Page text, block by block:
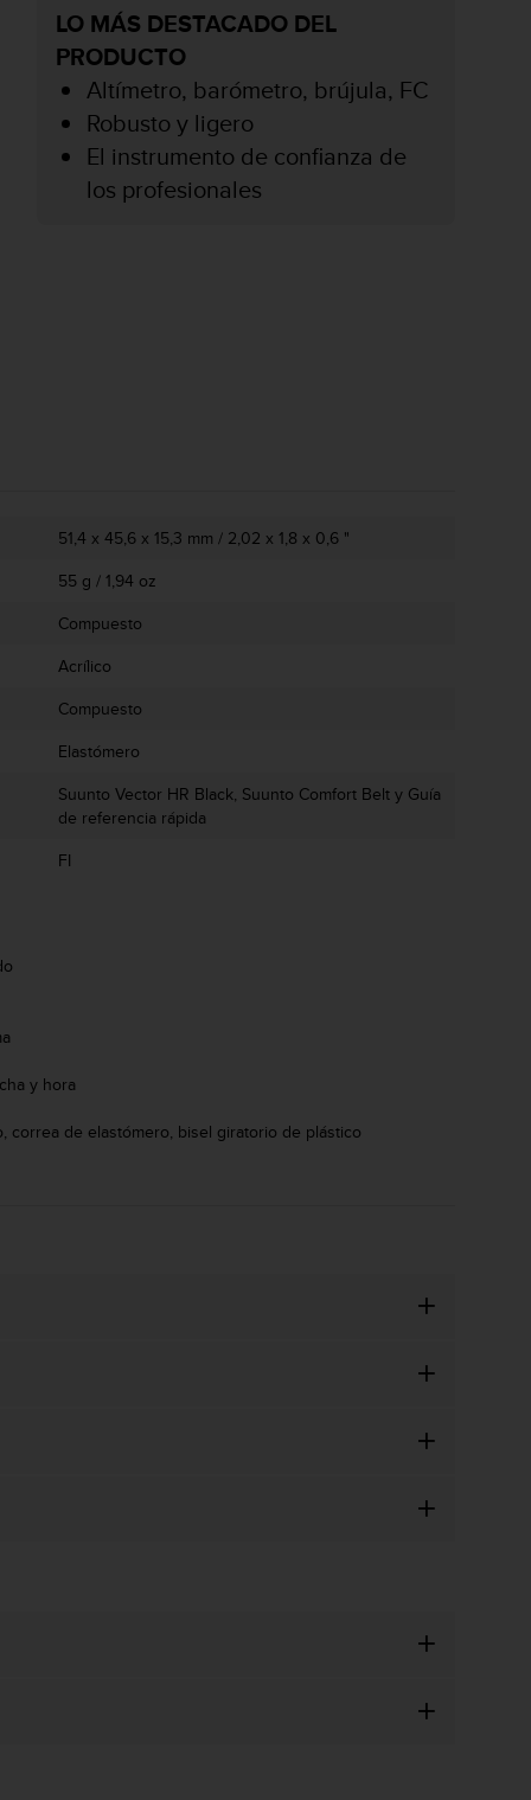
LO MÁS DESTACADO DEL
PRODUCTO
Altímetro, barómetro, brújula, FC
Robusto y ligero
El instrumento de confianza de
los profesionales
51,4 x 45,6 x 15,3 mm / 2,02 x 1,8 x 0,6 "
55 g / 1,94 oz
Compuesto
Acrílico
Compuesto
Elastómero
Suunto Vector HR Black, Suunto Comfort Belt y Guía
de referencia rápida
FI
y hora
correa de elastómero, bisel giratorio de plástico